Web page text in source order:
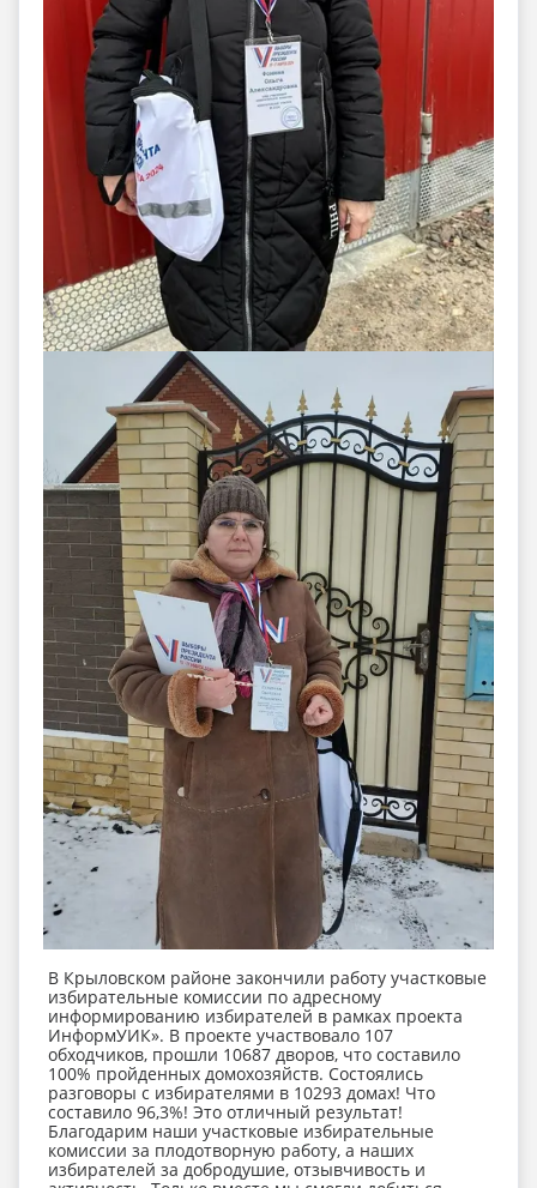
В Крыловском районе закончили работу участковые
избирательные комиссии по адресному
информированию избирателей в рамках проекта
ИнформУИК». В проекте участвовало 107
обходчиков, прошли 10687 дворов, что составило
100% пройденных домохозяйств. Состоялись
разговоры с избирателями в 10293 домах! Что
составило 96,3%! Это отличный результат!
Благодарим наши участковые избирательные
комиссии за плодотворную работу, а наших
избирателей за добродушие, отзывчивость и